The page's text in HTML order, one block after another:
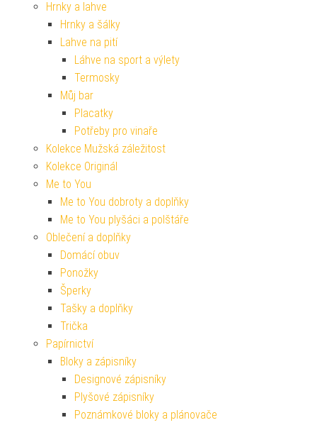
Hrnky a lahve
Hrnky a šálky
Lahve na pití
Láhve na sport a výlety
Termosky
Můj bar
Placatky
Potřeby pro vinaře
Kolekce Mužská záležitost
Kolekce Originál
Me to You
Me to You dobroty a doplňky
Me to You plyšáci a polštáře
Oblečení a doplňky
Domácí obuv
Ponožky
Šperky
Tašky a doplňky
Trička
Papírnictví
Bloky a zápisníky
Designové zápisníky
Plyšové zápisníky
Poznámkové bloky a plánovače